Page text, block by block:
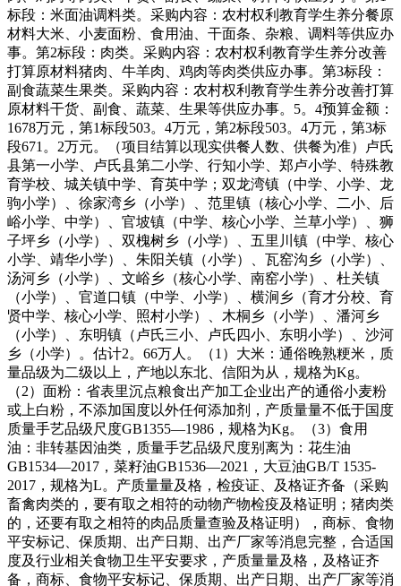
标段：米面油调料类。采购内容：农村权利教育学生养分餐原
材料大米、小麦面粉、食用油、干面条、杂粮、调料等供应办
事。第2标段：肉类。采购内容：农村权利教育学生养分改善
打算原材料猪肉、牛羊肉、鸡肉等肉类供应办事。第3标段：
副食蔬菜生果类。采购内容：农村权利教育学生养分改善打算
原材料干货、副食、蔬菜、生果等供应办事。5。4预算金额：
1678万元，第1标段503。4万元，第2标段503。4万元，第3标
段671。2万元。（项目结算以现实供餐人数、供餐为准）卢氏
县第一小学、卢氏县第二小学、行知小学、郑卢小学、特殊教
育学校、城关镇中学、育英中学；双龙湾镇（中学、小学、龙
驹小学）、徐家湾乡（小学）、范里镇（核心小学、二小、后
峪小学、中学）、官坡镇（中学、核心小学、兰草小学）、狮
子坪乡（小学）、双槐树乡（小学）、五里川镇（中学、核心
小学、靖华小学）、朱阳关镇（小学）、瓦窑沟乡（小学）、
汤河乡（小学）、文峪乡（核心小学、南窑小学）、杜关镇
（小学）、官道口镇（中学、小学）、横涧乡（育才分校、育
贤中学、核心小学、照村小学）、木桐乡（小学）、潘河乡
（小学）、东明镇（卢氏三小、卢氏四小、东明小学）、沙河
乡（小学）。估计2。66万人。（1）大米：通俗晚熟粳米，质
量品级为二级以上，产地以东北、信阳为从，规格为Kg。
（2）面粉：省表里沉点粮食出产加工企业出产的通俗小麦粉
或上白粉，不添加国度以外任何添加剂，产质量量不低于国度
质量手艺品级尺度GB1355—1986，规格为Kg。（3）食用
油：非转基因油类，质量手艺品级尺度别离为：花生油
GB1534—2017，菜籽油GB1536—2021，大豆油GB/T 1535-
2017，规格为L。产质量量及格，检疫证、及格证齐备（采购
畜禽肉类的，要有取之相符的动物产物检疫及格证明；猪肉类
的，还要有取之相符的肉品质量查验及格证明），商标、食物
平安标记、保质期、出产日期、出产厂家等消息完整，合适国
度及行业相关食物卫生平安要求，产质量量及格，及格证齐
备，商标、食物平安标记、保质期、出产日期、出产厂家等消